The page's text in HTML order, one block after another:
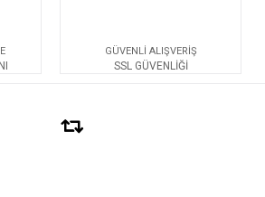
GÜVENLİ ALIŞVERİŞ
SSL GÜVENLİĞİ